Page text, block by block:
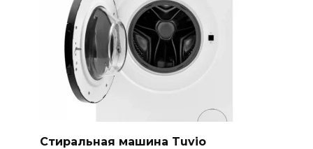
Стиральная машина Tuvio